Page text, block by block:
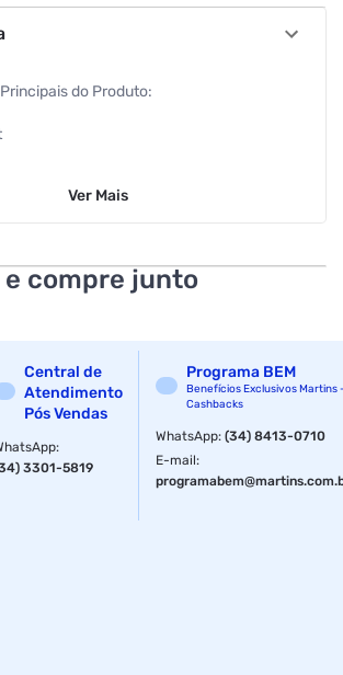
do Produto:
hidratação e amaciamento imediato
para suavizar e amolecer calos
com calosidades
Remoção
Ver Mais
compre junto
Central de
Atendimento
Pós Vendas
:
3301-5819
Programa BEM
Benefícios Exclusivos Martins
Cashbacks
WhatsApp:(34) 8413-0710
E-mail: